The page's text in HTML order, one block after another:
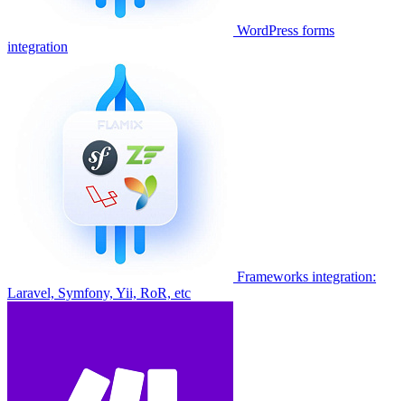
WordPress forms
integration
Frameworks integration:
Laravel, Symfony, Yii, RoR, etc